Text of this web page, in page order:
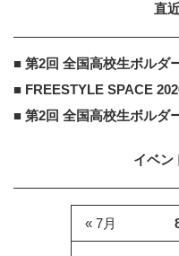
直
■ 第2回 全国高校生ボルダ
■ FREESTYLE SPACE
■ 第2回 全国高校生ボルダ
イベン
« 7月